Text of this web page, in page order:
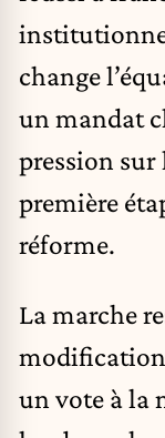
change
un mandat
pression sur
première
réforme.
La marche
un vote à la